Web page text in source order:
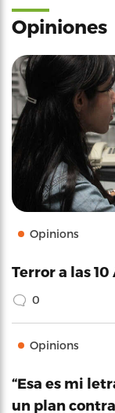
Opiniones
Opinions
Terror a las 10
0
Opinions
“Esa es mi
un plan